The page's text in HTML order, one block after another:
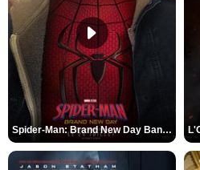
Spider-Man: Brand New Day Bande-annonce VO STFR